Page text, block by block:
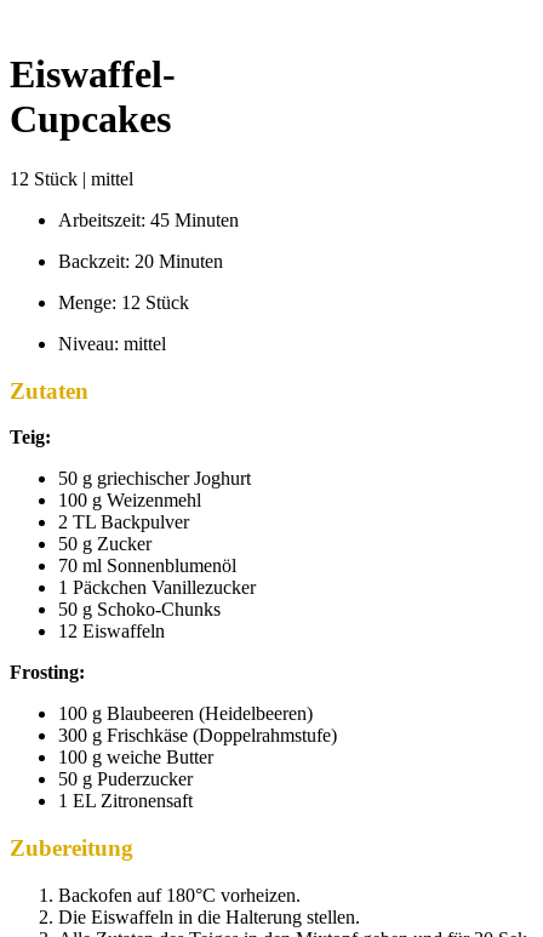
Eiswaffel-
Cupcakes
12 Stück | mittel
Arbeitszeit: 45 Minuten
Backzeit: 20 Minuten
Menge: 12 Stück
Niveau: mittel
Zutaten
Teig:
50 g griechischer Joghurt
100 g Weizenmehl
2 TL Backpulver
50 g Zucker
70 ml Sonnenblumenöl
1 Päckchen Vanillezucker
50 g Schoko-Chunks
12 Eiswaffeln
Frosting:
100 g Blaubeeren (Heidelbeeren)
300 g Frischkäse (Doppelrahmstufe)
100 g weiche Butter
50 g Puderzucker
1 EL Zitronensaft
Zubereitung
Backofen auf 180°C vorheizen.
Die Eiswaffeln in die Halterung stellen.